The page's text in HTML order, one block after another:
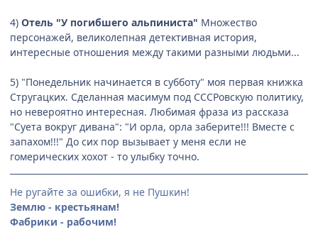
4) Отель "У погибшего альпиниста" Множество
персонажей, великолепная детективная история,
интересные отношения между такими разными людьми...
5) "Понедельник начинается в субботу" моя первая книжка
Стругацких. Сделанная масимум под СССРовскую политику,
но невероятно интересная. Любимая фраза из рассказа
"Суета вокруг дивана": "И орла, орла заберите!!! Вместе с
запахом!!!" До сих пор вызывает у меня если не
гомерических хохот - то улыбку точно.
Не ругайте за ошибки, я не Пушкин!
Землю - крестьянам!
Фабрики - рабочим!